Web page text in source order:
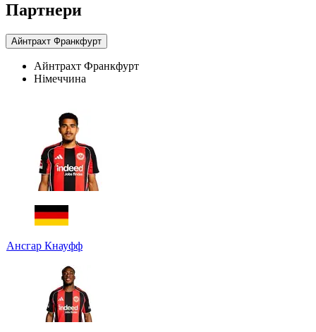
Партнери
Айнтрахт Франкфурт
Айнтрахт Франкфурт
Німеччина
Ансгар Кнауфф